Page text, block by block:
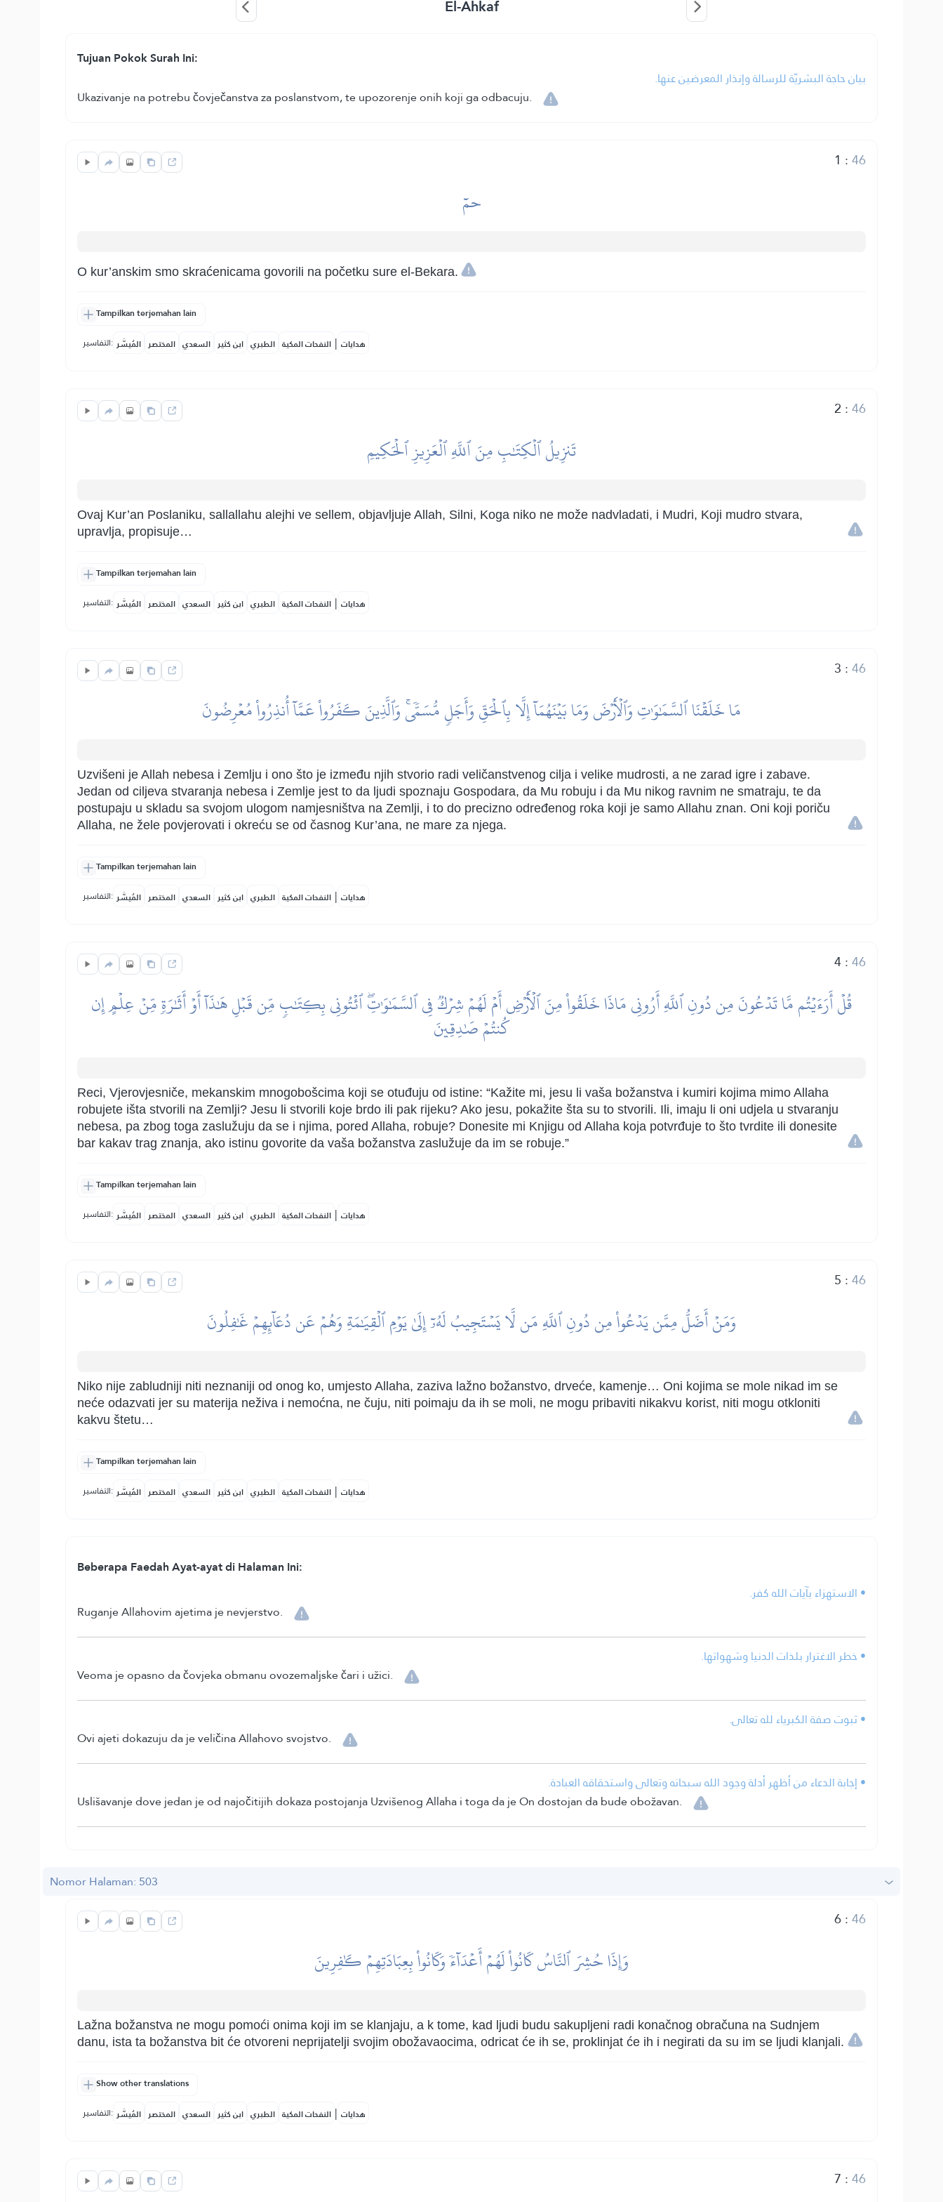
El-Ahkaf
Tujuan Pokok Surah Ini:
بيان حاجة البشريّة للرسالة وإنذار المعرضين عنها.
Ukazivanje na potrebu čovječanstva za poslanstvom, te upozorenje onih koji ga odbacuju.
1 :46
حمٓ
O kur’anskim smo skraćenicama govorili na početku sure el-Bekara.
Tampilkan terjemahan lain
التفاسير: المُيسَّر المختصر السعدي ابن كثير الطبري النفحات المكية | هدايات
2 :46
تَنزِيلُ ٱلۡكِتَٰبِ مِنَ ٱللَّهِ ٱلۡعَزِيزِ ٱلۡحَكِيمِ
Ovaj Kur’an Poslaniku, sallallahu alejhi ve sellem, objavljuje Allah, Silni, Koga niko ne može nadvladati, i Mudri, Koji mudro stvara,
upravlja, propisuje…
Tampilkan terjemahan lain
التفاسير: المُيسَّر المختصر السعدي ابن كثير الطبري النفحات المكية | هدايات
3 :46
مَا خَلَقۡنَا ٱلسَّمَٰوَٰتِ وَٱلۡأَرۡضَ وَمَا بَيۡنَهُمَآ إِلَّا بِٱلۡحَقِّ وَأَجَلٖ مُّسَمّٗىۚ وَٱلَّذِينَ كَفَرُواْ عَمَّآ أُنذِرُواْ مُعۡرِضُونَ
Uzvišeni je Allah nebesa i Zemlju i ono što je između njih stvorio radi veličanstvenog cilja i velike mudrosti, a ne zarad igre i zabave.
Jedan od ciljeva stvaranja nebesa i Zemlje jest to da ljudi spoznaju Gospodara, da Mu robuju i da Mu nikog ravnim ne smatraju, te da
postupaju u skladu sa svojom ulogom namjesništva na Zemlji, i to do precizno određenog roka koji je samo Allahu znan. Oni koji poriču
Allaha, ne žele povjerovati i okreću se od časnog Kur’ana, ne mare za njega.
Tampilkan terjemahan lain
التفاسير: المُيسَّر المختصر السعدي ابن كثير الطبري النفحات المكية | هدايات
4:46
قُلۡ أَرَءَيۡتُم مَّا تَدۡعُونَ مِن دُونِ ٱللَّهِ أَرُونِي مَاذَا خَلَقُواْ مِنَ ٱلۡأَرۡضِ أَمۡ لَهُمۡ شِرۡكٞ فِي ٱلسَّمَٰوَٰتِۖ ٱئۡتُونِي بِكِتَٰبٖ مِّن قَبۡلِ هَٰذَآ أَوۡ أَثَٰرَةٖ مِّنۡ عِلۡمٍ إِن
كُنتُمۡ صَٰدِقِينَ
Reci, Vjerovjesniče, mekanskim mnogobošcima koji se otuđuju od istine: “Kažite mi, jesu li vaša božanstva i kumiri kojima mimo Allaha
robujete išta stvorili na Zemlji? Jesu li stvorili koje brdo ili pak rijeku? Ako jesu, pokažite šta su to stvorili. Ili, imaju li oni udjela u stvaranju
nebesa, pa zbog toga zaslužuju da se i njima, pored Allaha, robuje? Donesite mi Knjigu od Allaha koja potvrđuje to što tvrdite ili donesite
bar kakav trag znanja, ako istinu govorite da vaša božanstva zaslužuje da im se robuje.”
Tampilkan terjemahan lain
التفاسير: المُيسَّر المختصر السعدي ابن كثير الطبري النفحات المكية | هدايات
5 :46
وَمَنۡ أَضَلُّ مِمَّن يَدۡعُواْ مِن دُونِ ٱللَّهِ مَن لَّا يَسۡتَجِيبُ لَهُۥٓ إِلَىٰ يَوۡمِ ٱلۡقِيَٰمَةِ وَهُمۡ عَن دُعَآئِهِمۡ غَٰفِلُونَ
Niko nije zabludniji niti neznaniji od onog ko, umjesto Allaha, zaziva lažno božanstvo, drveće, kamenje… Oni kojima se mole nikad im se
neće odazvati jer su materija neživa i nemoćna, ne čuju, niti poimaju da ih se moli, ne mogu pribaviti nikakvu korist, niti mogu otkloniti
kakvu štetu…
Tampilkan terjemahan lain
التفاسير: المُيسَّر المختصر السعدي ابن كثير الطبري النفحات المكية | هدايات
Beberapa Faedah Ayat-ayat di Halaman Ini:
• الاستهزاء بآيات الله كفر.
Ruganje Allahovim ajetima je nevjerstvo.
• خطر الاغترار بلذات الدنيا وشهواتها.
Veoma je opasno da čovjeka obmanu ovozemaljske čari i užici.
• ثبوت صفة الكبرياء لله تعالى.
Ovi ajeti dokazuju da je veličina Allahovo svojstvo.
• إجابة الدعاء من أظهر أدلة وجود الله سبحانه وتعالى واستحقاقه العبادة.
Uslišavanje dove jedan je od najočitijih dokaza postojanja Uzvišenog Allaha i toga da je On dostojan da bude obožavan.
Nomor Halaman: 503
6:46
وَإِذَا حُشِرَ ٱلنَّاسُ كَانُواْ لَهُمۡ أَعۡدَآءٗ وَكَانُواْ بِعِبَادَتِهِمۡ كَٰفِرِينَ
Lažna božanstva ne mogu pomoći onima koji im se klanjaju, a k tome, kad ljudi budu sakupljeni radi konačnog obračuna na Sudnjem
danu, ista ta božanstva bit će otvoreni neprijatelji svojim obožavaocima, odricat će ih se, proklinjat će ih i negirati da su im se ljudi klanjali.
Show other translations
التفاسير: المُيسَّر المختصر السعدي ابن كثير الطبري النفحات المكية | هدايات
7 :46